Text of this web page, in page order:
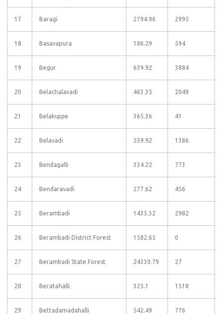
17 Baragi 2794.96 2995
18 Basavapura 186.29 594
19 Begur 639.92 3884
20 Belachalavadi 463.35 2049
21 Belakuppe 365.36 41
22 Belavadi 559.92 1386
23 Bendagalli 334.22 773
24 Bendaravadi 277.62 456
25 Berambadi 1435.32 2982
26 Berambadi District Forest 1582.65 0
27 Berambadi State Forest 24330.79 27
28 Beratahalli 325.1 1518
29 Bettadamadahalli 542.49 776